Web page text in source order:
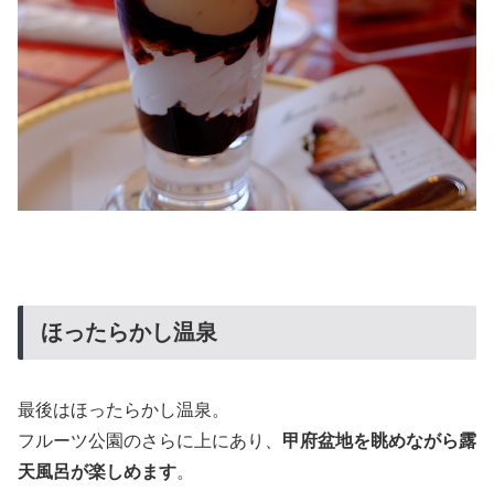
ほったらかし温泉
最後はほったらかし温泉。
フルーツ公園のさらに上にあり、 甲府盆地を眺めながら露
天風呂が楽しめます。